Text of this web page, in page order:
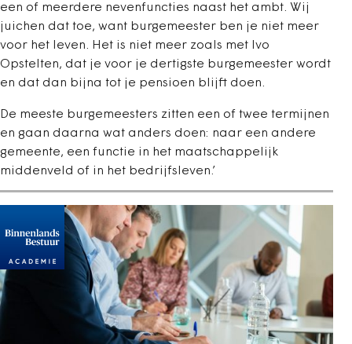
een of meerdere nevenfuncties naast het ambt. Wij
juichen dat toe, want burgemeester ben je niet meer
voor het leven. Het is niet meer zoals met Ivo
Opstelten, dat je voor je dertigste burgemeester wordt
en dat dan bijna tot je pensioen blijft doen.
De meeste burgemeesters zitten een of twee termijnen
en gaan daarna wat anders doen: naar een andere
gemeente, een functie in het maatschappelijk
middenveld of in het bedrijfsleven.’